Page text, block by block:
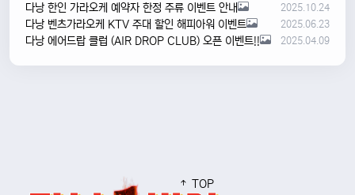
다낭 한인 가라오케 예약자 한정 주류 이벤트 안내 2025.10.24
다낭 벤츠가라오케 KTV 주대 할인 해피아워 이벤트 2025.06.23
다낭 에어드랍 클럽 (AIR DROP CLUB) 오픈 이벤트!! 2025.04.09
TOP